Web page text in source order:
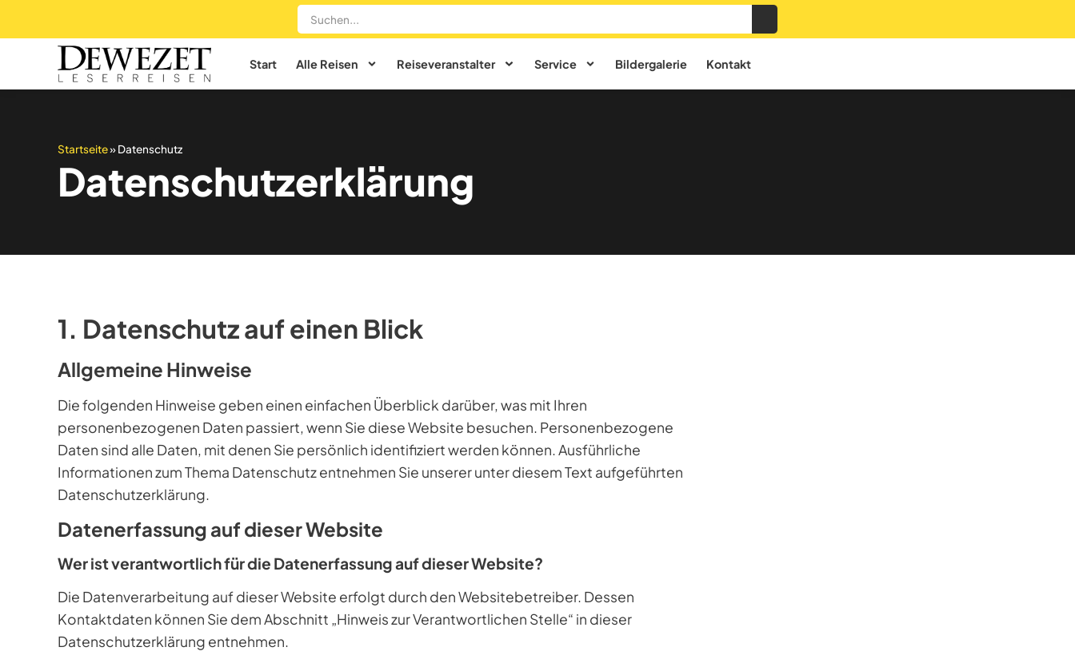
Start Alle Reisen Reiseveranstalter Service Bildergalerie Kontakt
Startseite»Datenschutz
Datenschutz­erklärung
1. Datenschutz auf einen Blick
Allgemeine Hinweise
Die folgenden Hinweise geben einen einfachen Überblick darüber, was mit Ihren
personenbezogenen Daten passiert, wenn Sie diese Website besuchen. Personenbezogene
Daten sind alle Daten, mit denen Sie persönlich identifiziert werden können. Ausführliche
Informationen zum Thema Datenschutz entnehmen Sie unserer unter diesem Text aufgeführten
Datenschutzerklärung.
Datenerfassung auf dieser Website
Wer ist verantwortlich für die Datenerfassung auf dieser Website?
Die Datenverarbeitung auf dieser Website erfolgt durch den Websitebetreiber. Dessen
Kontaktdaten können Sie dem Abschnitt „Hinweis zur Verantwortlichen Stelle“ in dieser
Datenschutzerklärung entnehmen.